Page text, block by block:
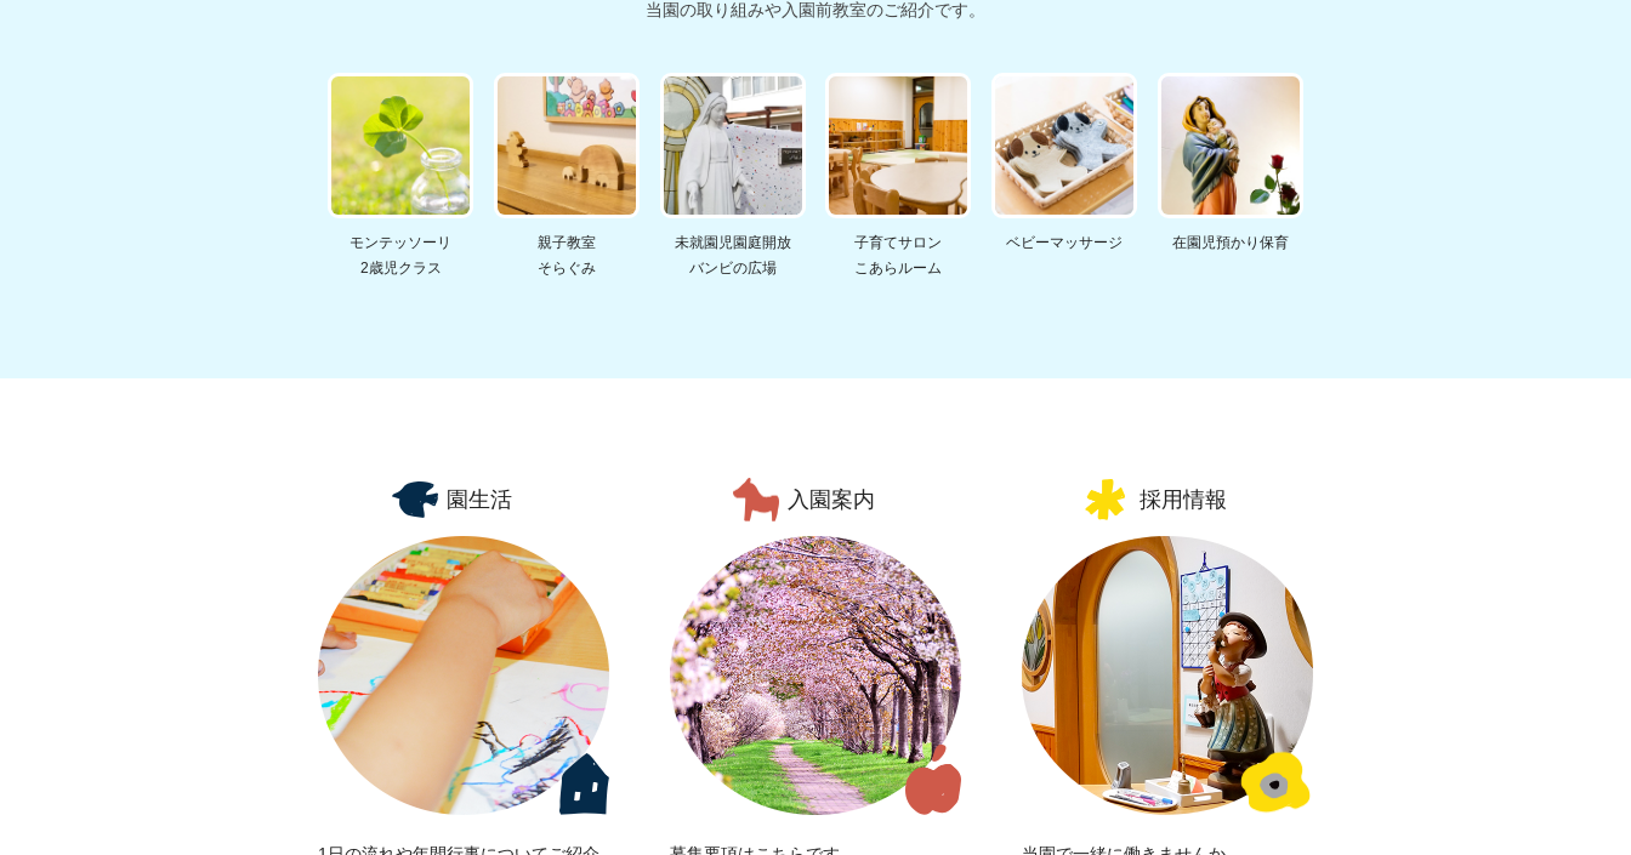
当園の取り組みや入園前教室のご紹介です。
モンテッソーリ
2歳児クラス
親子教室
そらぐみ
未就園児園庭開放
バンビの広場
子育てサロン
こあらルーム
ベビーマッサージ 在園児預かり保育
園生活 入園案内 採用情報